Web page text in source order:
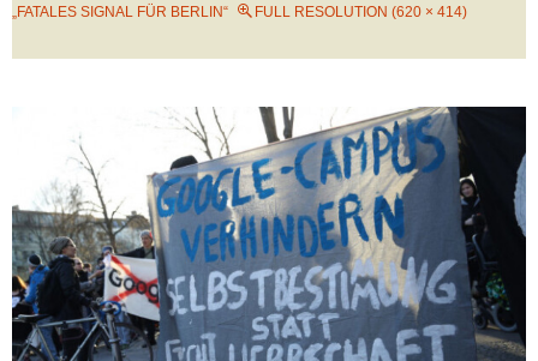
„FATALES SIGNAL FÜR BERLIN“
FULL RESOLUTION (620 × 414)